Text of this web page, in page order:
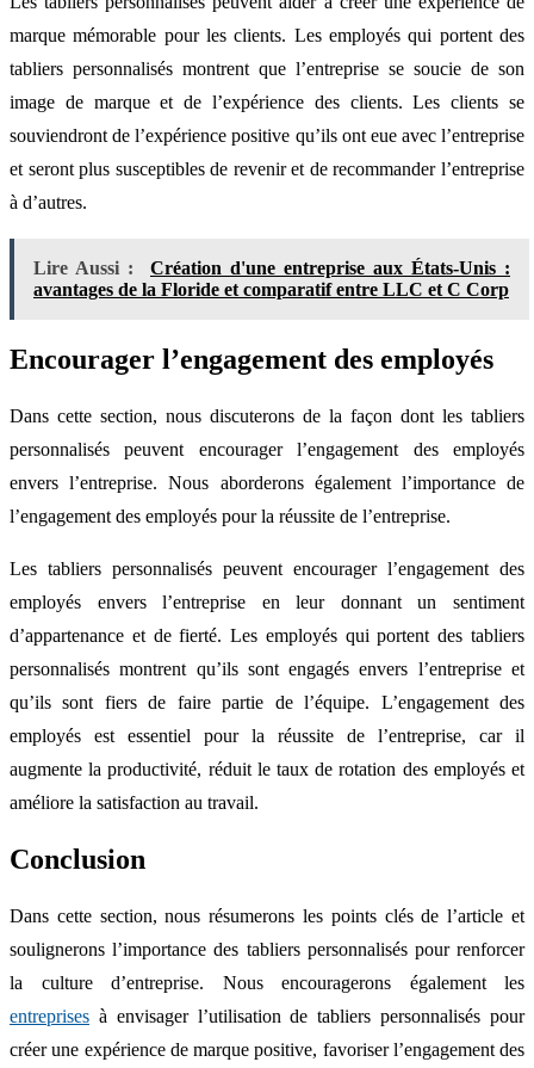
marque mémorable pour les clients. Les employés qui portent des
tabliers personnalisés montrent que l’entreprise se soucie de son
image de marque et de l’expérience des clients. Les clients se
souviendront de l’expérience positive qu’ils ont eue avec l’entreprise
et seront plus susceptibles de revenir et de recommander l’entreprise
à d’autres.
Lire Aussi :
Création d'une entreprise aux États-Unis :
avantages de la Floride et comparatif entre LLC et C Corp
Encourager l’engagement des employés
Dans cette section, nous discuterons de la façon dont les tabliers
personnalisés peuvent encourager l’engagement des employés
envers l’entreprise. Nous aborderons également l’importance de
l’engagement des employés pour la réussite de l’entreprise.
Les tabliers personnalisés peuvent encourager l’engagement des
employés envers l’entreprise en leur donnant un sentiment
d’appartenance et de fierté. Les employés qui portent des tabliers
personnalisés montrent qu’ils sont engagés envers l’entreprise et
qu’ils sont fiers de faire partie de l’équipe. L’engagement des
employés est essentiel pour la réussite de l’entreprise, car il
augmente la productivité, réduit le taux de rotation des employés et
améliore la satisfaction au travail.
Conclusion
Dans cette section, nous résumerons les points clés de l’article et
soulignerons l’importance des tabliers personnalisés pour renforcer
la culture d’entreprise. Nous encouragerons également les
entreprises à envisager l’utilisation de tabliers personnalisés pour
créer une expérience de marque positive, favoriser l’engagement des